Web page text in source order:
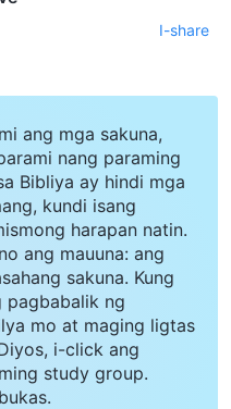
I-share
ang mga sakuna,
nang paraming
Bibliya ay hindi mga
kundi isang
harapan natin.
ang mauuna: ang
sakuna. Kung
pagbabalik ng
mo at maging ligtas
i-click ang
study group.